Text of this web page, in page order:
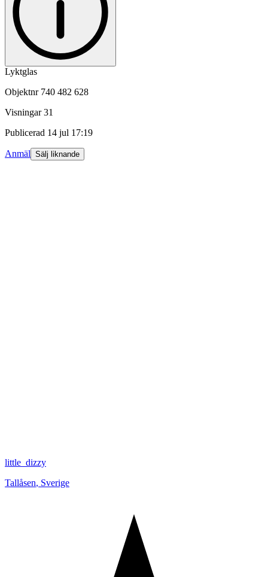
Lyktglas
Objektnr 740 482 628
Visningar 31
Publicerad 14 jul 17:19
Anmäl Sälj liknande
little_dizzy
Tallåsen, Sverige